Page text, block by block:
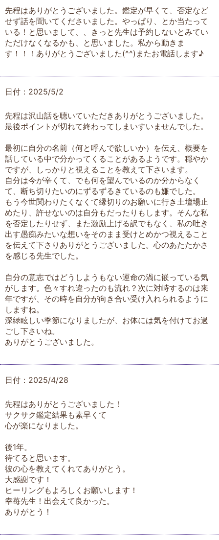
先程はありがとうございました。鑑定が早くて、否定など
せず話を聞いてくださいました。やっぱり、とか当たって
いる！と思いまして、、きっと先生は予約しないとみてい
ただけなくなるかも、と思いました。私から動きま
す！！！ありがとうございました(^^)またお電話します♪
日付：2025/5/2
先程は沢山話を聴いていただきありがとうございました。
最後ポイントが切れて終わってしまいすいませんでした。
最初に自分の名前（何と呼んで欲しいか）を伝え、概要を
話している中で分かってくることがあるようです。穏やか
ですが、しっかりと視えることを教えて下さいます。
自分は今が辛くて、でも何を望んでいるのか分からなく
て、断ち切りたいのにずるずるきているのも嫌でした。
もう今世関わりたくなくて縁切りのお願いに行き土壇場止
めたり、許せないのは自分もだったりもします。そんな私
を否定したりせず、また激励上げる訳でもなく、私の吐き
出す愚痴みたいな想いをそのまま受けとめかつ視えること
を伝えて下さりありがとうございました。心のあたたかさ
を感じる先生でした。
自分の意志ではどうしようもない運命の渦に嵌っている気
がします。色々すれ違ったのも流れ？次に対峙するのは来
年ですが、その時を自分が向き合い受け入れられるように
しますね。
深緑眩しい季節になりましたが、お体には気を付けてお過
ごし下さいね。
ありがとうございました。
日付：2025/4/28
先程はありがとうございました！
サクサク鑑定結果も素早くて
心が楽になりました。
後1年。
待てると思います。
彼の心を教えてくれてありがとう。
大感謝です！
ヒーリングもよろしくお願いします！
幸苺先生！出会えて良かった。
ありがとう！